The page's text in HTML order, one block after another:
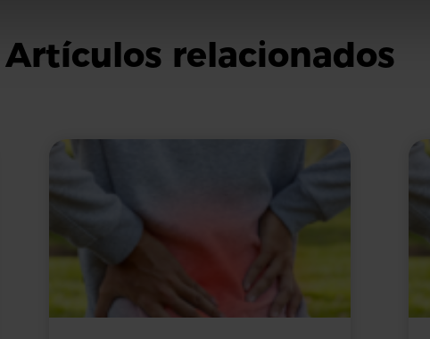
Artículos relacionados